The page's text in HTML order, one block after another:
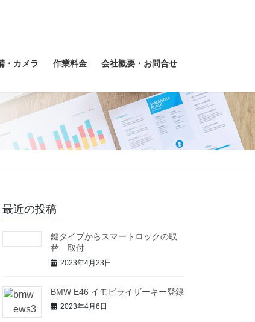
・カメラ 作業料金 会社概要・お問合せ
最近の投稿
鍵タイプからスマートロックの取
替 取付
2023年4月23日
BMW E46 イモビライザーキー登録
2023年4月6日